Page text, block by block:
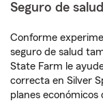
Seguro de salud
Conforme
seguro de salud
State Farm le
correcta en Silver
planes económicos